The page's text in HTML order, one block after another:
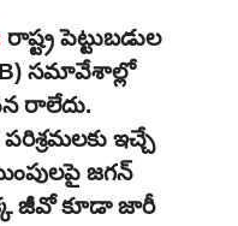
రాష్ట్ర పెట్టుబడుల
సమావేశాల్లో
రాలేదు.
ఇచ్చే
జగన్
జీవో కూడా జారీ